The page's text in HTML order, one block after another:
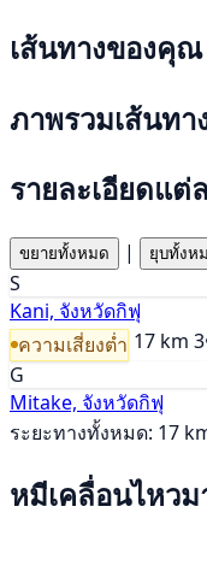
เส้นทางของคุณ
ภาพรวมเส้นทา
รายละเอียดแต่
ขยายทั้งหมด | ยุบทั้งห
S
Kani, จังหวัดกิฟุ
ความเสี่ยงต่ำ 17 km
G
Mitake, จังหวัดกิฟุ
ระยะทางทั้งหมด: 17
หมีเคลื่อนไหว